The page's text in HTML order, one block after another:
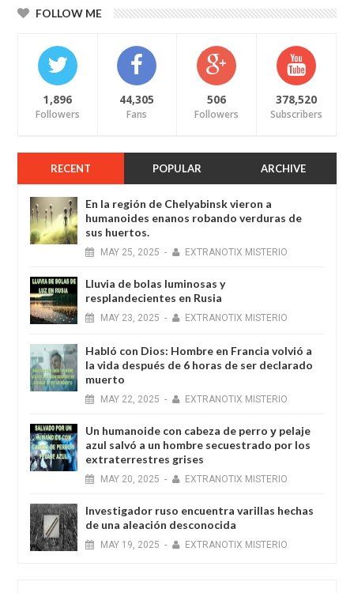
FOLLOW ME
1,896
Followers
44,305
Fans
506
Followers
378,520
Subscribers
RECENT POPULAR ARCHIVE
En la región de Chelyabinsk vieron a
humanoides enanos robando verduras de
sus huertos.
MAY 25, 2025 - EXTRANOTIX MISTERIO
Lluvia de bolas luminosas y
resplandecientes en Rusia
MAY 23, 2025 - EXTRANOTIX MISTERIO
Habló con Dios: Hombre en Francia volvió a
la vida después de 6 horas de ser declarado
muerto
MAY 22, 2025 - EXTRANOTIX MISTERIO
Un humanoide con cabeza de perro у pelaje
azul salvó a un hombre secuestrado por los
extraterrestres grises
MAY 20, 2025 - EXTRANOTIX MISTERIO
Investigador ruso encuentra varillas hechas
de una aleación desconocida
MAY 19, 2025 - EXTRANOTIX MISTERIO